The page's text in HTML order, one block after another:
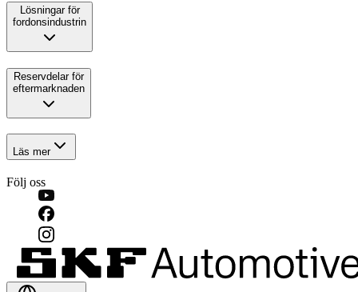
Lösningar för
fordonsindustrin
Reservdelar för
eftermarknaden
Läs mer
Följ oss